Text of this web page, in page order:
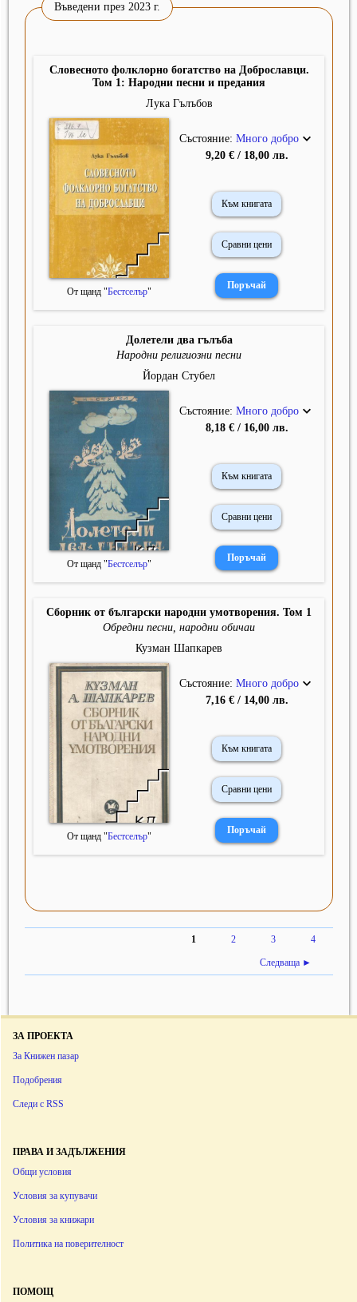
Въведени през 2023 г.
Словесното фолклорно богатство на Доброславци.
Том 1: Народни песни и предания
Лука Гълъбов
От щанд "Бестселър"
Състояние: Много добро
9,20 € / 18,00 лв.
Към книгата
Сравни цени
Долетели два гълъба
Народни религиозни песни
Йордан Стубел
От щанд "Бестселър"
Състояние: Много добро
8,18 € / 16,00 лв.
Към книгата
Сравни цени
Сборник от български народни умотворения. Том 1
Обредни песни, народни обичаи
Кузман Шапкарев
От щанд "Бестселър"
Състояние: Много добро
7,16 € / 14,00 лв.
Към книгата
Сравни цени
1 2 3 4
Следваща ►
ЗА ПРОЕКТА
За Книжен пазар
Подобрения
Следи с RSS
ПРАВА И ЗАДЪЛЖЕНИЯ
Общи условия
Условия за купувачи
Условия за книжари
Политика на поверителност
ПОМОЩ